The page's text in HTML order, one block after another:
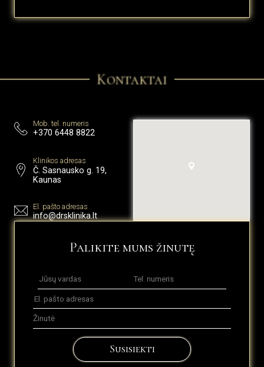
Kontaktai
Mob. tel. numeris
+370 6448 8822
Klinikos adresas
Č. Sasnausko g. 19,
Kaunas
El. pašto adresas
info@drsklinika.lt
Palikite mums žinutę
Susisiekti